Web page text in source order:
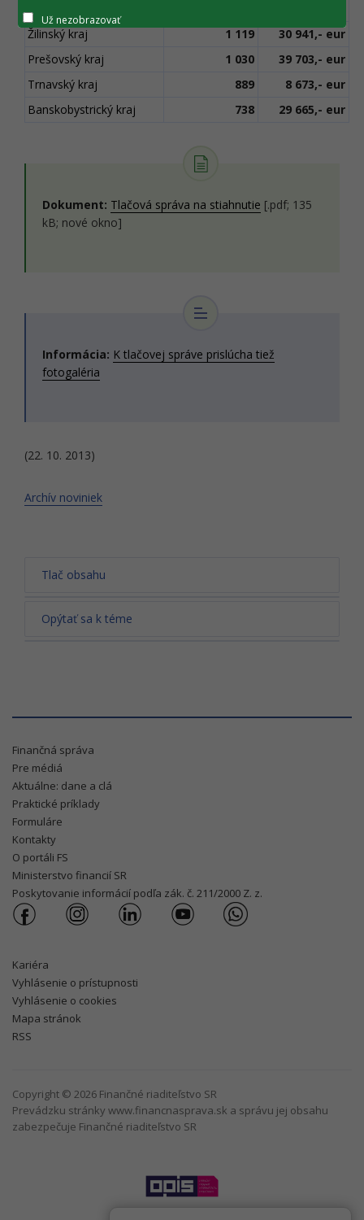
Košický kraj
Žilinský kraj
1 119
30 941,- eur
Prešovský kraj
1 030
39 703,- eur
Trnavský kraj
889
8 673,- eur
Banskobystrický kraj
738 29 665,- eur
Dokument: Tlačová správa na stiahnutie [.pdf; 135
kB; nové okno]
Informácia: K tlačovej správe prislúcha tiež
fotogaléria
(22. 10. 2013)
Archív noviniek
Tlač obsahu
Opýtať sa k téme
Finančná správa
Pre médiá
Aktuálne: dane a clá
Praktické príklady
Formuláre
Kontakty
O portáli FS
Ministerstvo financií SR
Poskytovanie informácií podľa zák. č. 211/2000 Z. z.
Kariéra
Vyhlásenie o prístupnosti
Vyhlásenie o cookies
Mapa stránok
RSS
Copyright © 2026 Finančné riaditeľstvo SR
Prevádzku stránky www.financnasprava.sk a správu jej obsahu
zabezpečuje Finančné riaditeľstvo SR
Už nezobrazovať